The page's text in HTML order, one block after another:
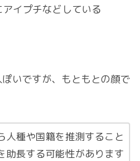
イプチなどしている
いですが、もともとの顔で
人種や国籍を推測すること
助長する可能性があります